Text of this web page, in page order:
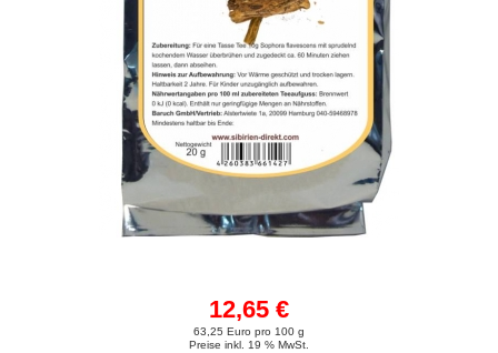
12,65 €
63,25 Euro pro 100 g
Preise inkl. 19 % MwSt.